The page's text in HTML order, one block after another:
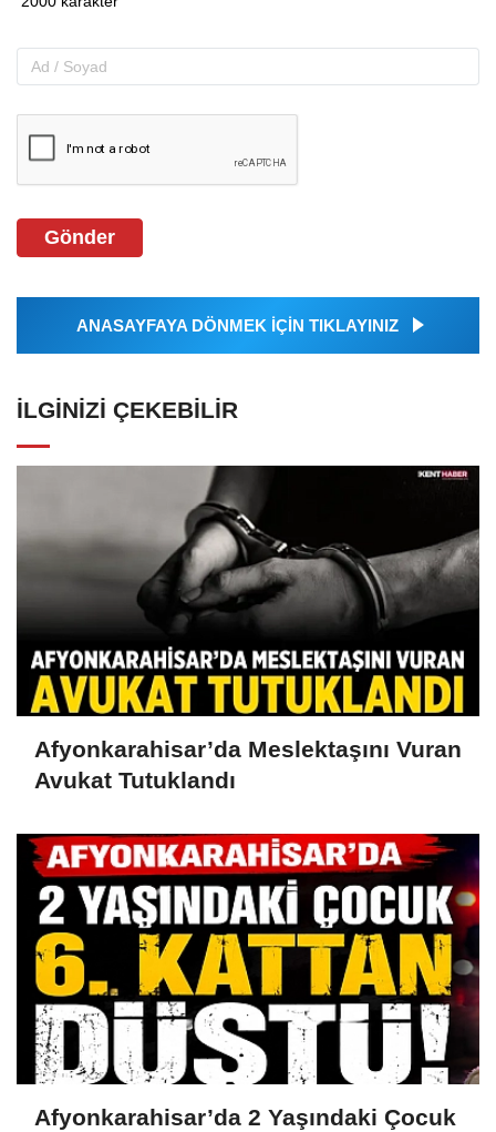
Gönder
ANASAYFAYA DÖNMEK İÇİN TIKLAYINIZ
İLGINIZI ÇEKEBILIR
Afyonkarahisar’da Meslektaşını Vuran
Avukat Tutuklandı
Afyonkarahisar’da 2 Yaşındaki Çocuk